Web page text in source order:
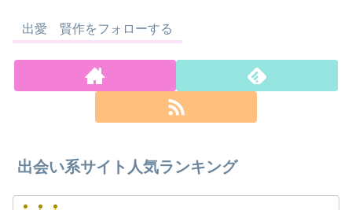
出愛 賢作をフォローする
出会い系サイト人気ランキング